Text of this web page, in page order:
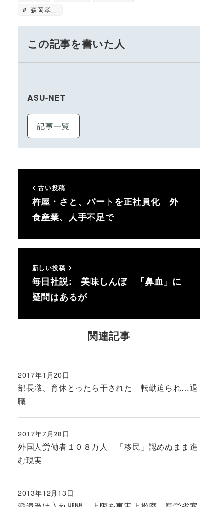
森岡孝二
この記事を書いた人
ASU-NET
記事一覧
古い投稿
杵屋・さと、パートを正社員化 外
食産業、人手不足で
新しい投稿
毎日社説: 美味しんぼ 「鼻血」に
疑問はあるが
関連記事
部長職、育休とったら干された 転勤迫られ…退
職
投稿日
2017年1月20日
外国人労働者１０８万人 「移民」認めぬまま進
む現実
投稿日
2017年7月28日
投稿日
2013年12月13日